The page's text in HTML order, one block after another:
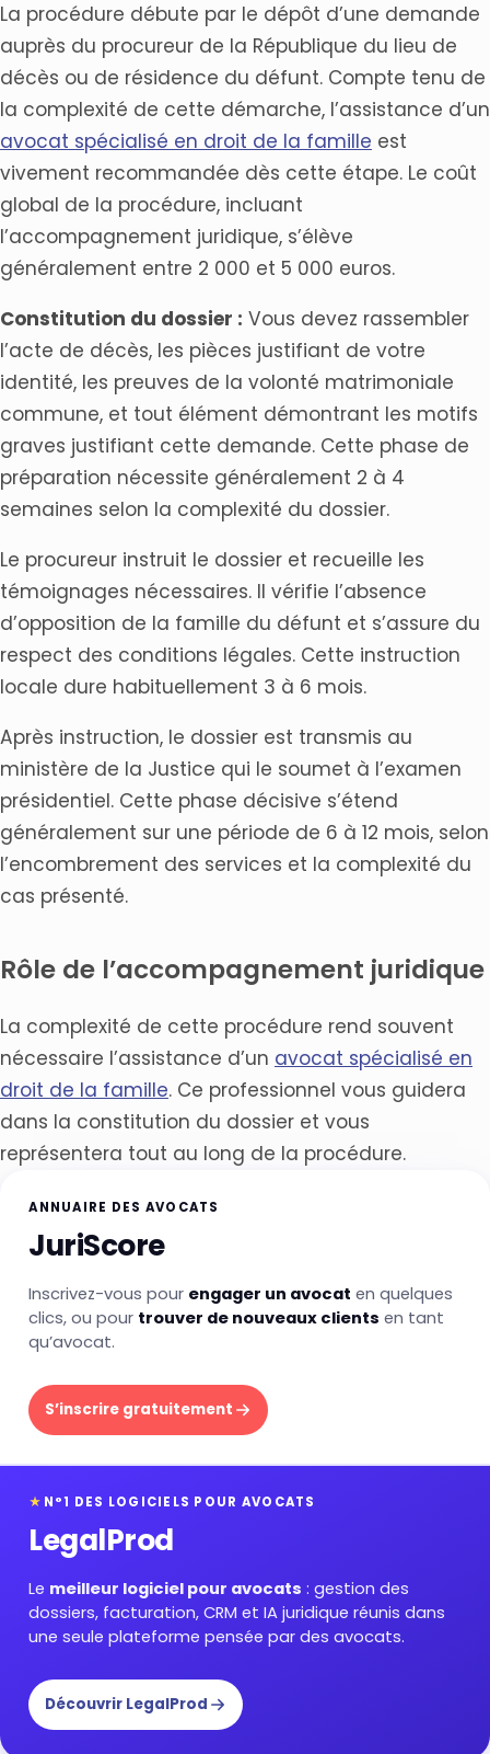
La procédure débute par le dépôt d’une demande
auprès du procureur de la République du lieu de
décès ou de résidence du défunt. Compte tenu de
la complexité de cette démarche, l’assistance d’un
avocat spécialisé en droit de la famille est
vivement recommandée dès cette étape. Le coût
global de la procédure, incluant
l’accompagnement juridique, s’élève
généralement entre 2 000 et 5 000 euros.
Constitution du dossier : Vous devez rassembler
l’acte de décès, les pièces justifiant de votre
identité, les preuves de la volonté matrimoniale
commune, et tout élément démontrant les motifs
graves justifiant cette demande. Cette phase de
préparation nécessite généralement 2 à 4
semaines selon la complexité du dossier.
Le procureur instruit le dossier et recueille les
témoignages nécessaires. Il vérifie l’absence
d’opposition de la famille du défunt et s’assure du
respect des conditions légales. Cette instruction
locale dure habituellement 3 à 6 mois.
Après instruction, le dossier est transmis au
ministère de la Justice qui le soumet à l’examen
présidentiel. Cette phase décisive s’étend
généralement sur une période de 6 à 12 mois, selon
l’encombrement des services et la complexité du
cas présenté.
Rôle de l’accompagnement juridique
La complexité de cette procédure rend souvent
nécessaire l’assistance d’un avocat spécialisé en
droit de la famille. Ce professionnel vous guidera
dans la constitution du dossier et vous
représentera tout au long de la procédure.
ANNUAIRE DES AVOCATS
JuriScore
Inscrivez-vous pour engager un avocat en quelques
clics, ou pour trouver de nouveaux clients en tant
qu’avocat.
S’inscrire gratuitement
★ N°1 DES LOGICIELS POUR AVOCATS
LegalProd
Le meilleur logiciel pour avocats : gestion des
dossiers, facturation, CRM et IA juridique réunis dans
une seule plateforme pensée par des avocats.
Découvrir LegalProd